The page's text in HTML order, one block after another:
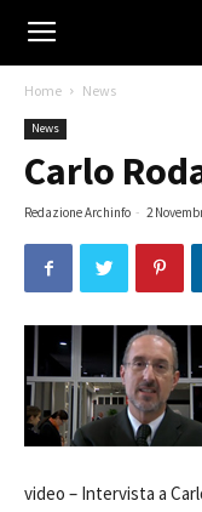
Home News
News
Carlo
Redazione Archinfo - 2
video – Intervista a